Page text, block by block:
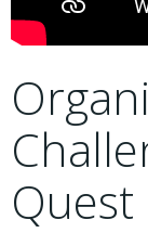
Quest